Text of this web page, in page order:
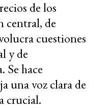
de los
central, de
cuestiones
y de
hace
una voz clara de
crucial.